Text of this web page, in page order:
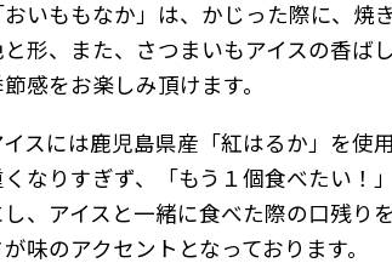
おいももなか」は、かじった際に、
形、また、さつまいもアイスの香ば
感をお楽しみ頂けます。
イスには鹿児島県産「紅はるか」を使
くなりすぎず、「もう１個食べたい！
し、アイスと一緒に食べた際の口残り
が味のアクセントとなっております。